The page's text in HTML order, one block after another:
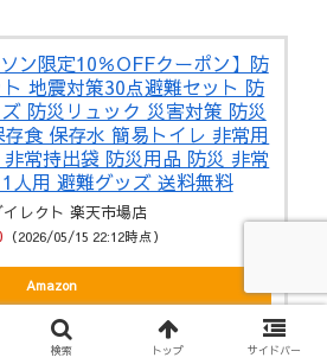
ソン限定10％OFFクーポン】防
地震対策30点避難セット 防
防災リュック 災害対策 防災
食 保存水 簡易トイレ 非常用
非常持出袋 防災用品 防災 非常
人用 避難グッズ 送料無料
イレクト 楽天市場店
（2026/05/15 22:12時点）
Amazon
楽天
検索 トップ サイドバー